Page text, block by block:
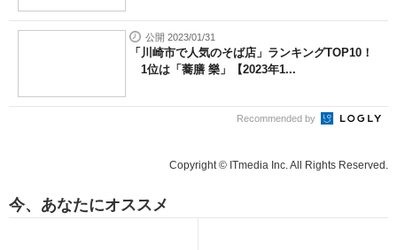
公開 2023/01/31
「川崎市で人気のそば店」ランキングTOP10！
1位は「蕎膳 樂」【2023年1...
Recommended by
Copyright © ITmedia Inc. All Rights Reserved.
今、あなたにオススメ